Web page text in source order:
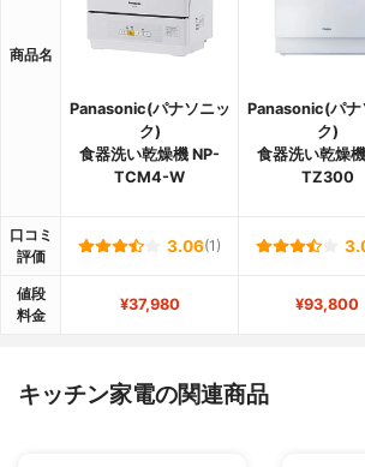
商品名
Panasonic(パナソニッ
ク)
食器洗い乾燥機 NP-
TCM4-W
Panasonic(パナ
ク)
食器洗い乾燥
TZ300
口コミ
評価
3.06(1)
値段
料金
¥37,980 ¥93,800
キッチン家電の関連商品